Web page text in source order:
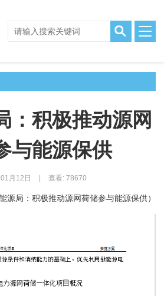
：积极推动源网
与能源保供
月12日 查看: 78670
源局：积极推动源网荷储参与能源保供）